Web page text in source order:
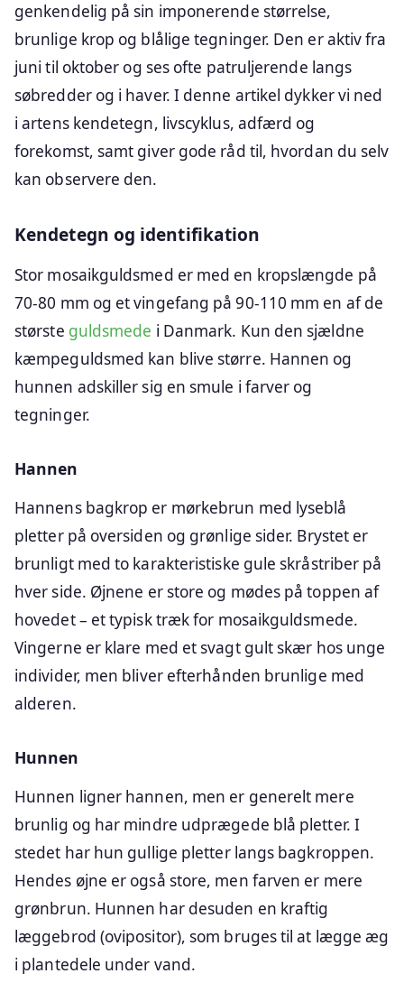
genkendelig på sin imponerende størrelse,
brunlige krop og blålige tegninger. Den er aktiv fra
juni til oktober og ses ofte patruljerende langs
søbredder og i haver. I denne artikel dykker vi ned
i artens kendetegn, livscyklus, adfærd og
forekomst, samt giver gode råd til, hvordan du selv
kan observere den.
Kendetegn og identifikation
Stor mosaikguldsmed er med en kropslængde på
70-80 mm og et vingefang på 90-110 mm en af de
største guldsmede i Danmark. Kun den sjældne
kæmpeguldsmed kan blive større. Hannen og
hunnen adskiller sig en smule i farver og
tegninger.
Hannen
Hannens bagkrop er mørkebrun med lyseblå
pletter på oversiden og grønlige sider. Brystet er
brunligt med to karakteristiske gule skråstriber på
hver side. Øjnene er store og mødes på toppen af
hovedet – et typisk træk for mosaikguldsmede.
Vingerne er klare med et svagt gult skær hos unge
individer, men bliver efterhånden brunlige med
alderen.
Hunnen
Hunnen ligner hannen, men er generelt mere
brunlig og har mindre udprægede blå pletter. I
stedet har hun gullige pletter langs bagkroppen.
Hendes øjne er også store, men farven er mere
grønbrun. Hunnen har desuden en kraftig
læggebrod (ovipositor), som bruges til at lægge æg
i plantedele under vand.